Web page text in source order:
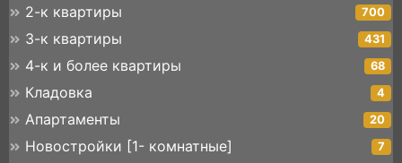
2-к квартиры 700
3-к квартиры 431
4-к и более квартиры 68
Кладовка 4
Апартаменты 20
Новостройки [1- комнатные] 7